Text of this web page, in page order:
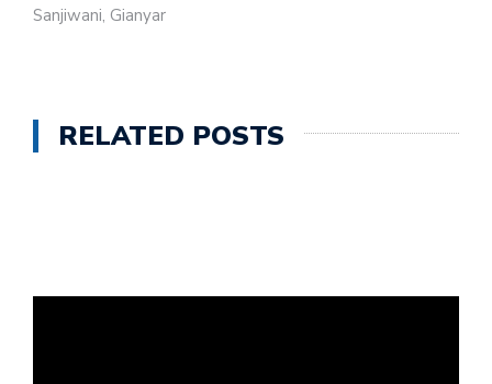
Sanjiwani, Gianyar
RELATED POSTS